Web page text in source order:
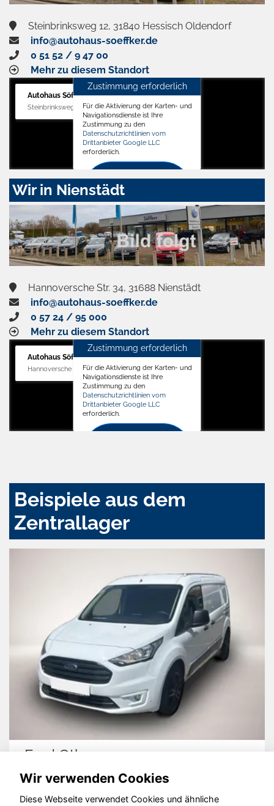
Steinbrinksweg 12, 31840 Hessisch Oldendorf
info@autohaus-soeffker.de
0 51 52 / 9 47 00
Mehr zu diesem Standort
Autohaus Söffker GmbH
Steinbrinksweg 12, 31840 Hessisch Oldendorf
Zustimmung erforderlich
Für die Aktivierung der Karten- und
Navigationsdienste ist Ihre
Zustimmung zu den
Datenschutzrichtlinien vom
Drittanbieter Google LLC
erforderlich.
Zustimmen
aktivieren
Wir in Nienstädt
Hannoversche Str. 34, 31688 Nienstädt
info@autohaus-soeffker.de
0 57 24 / 95 000
Mehr zu diesem Standort
Autohaus Söffker GmbH
Hannoversche Str. 34, 31688 Nienstädt
Zustimmung erforderlich
Für die Aktivierung der Karten- und
Navigationsdienste ist Ihre
Zustimmung zu den
Datenschutzrichtlinien vom
Drittanbieter Google LLC
erforderlich.
Beispiele aus dem
Zentrallager
Ford Other
Wir verwenden Cookies
Diese Webseite verwendet Cookies und ähnliche